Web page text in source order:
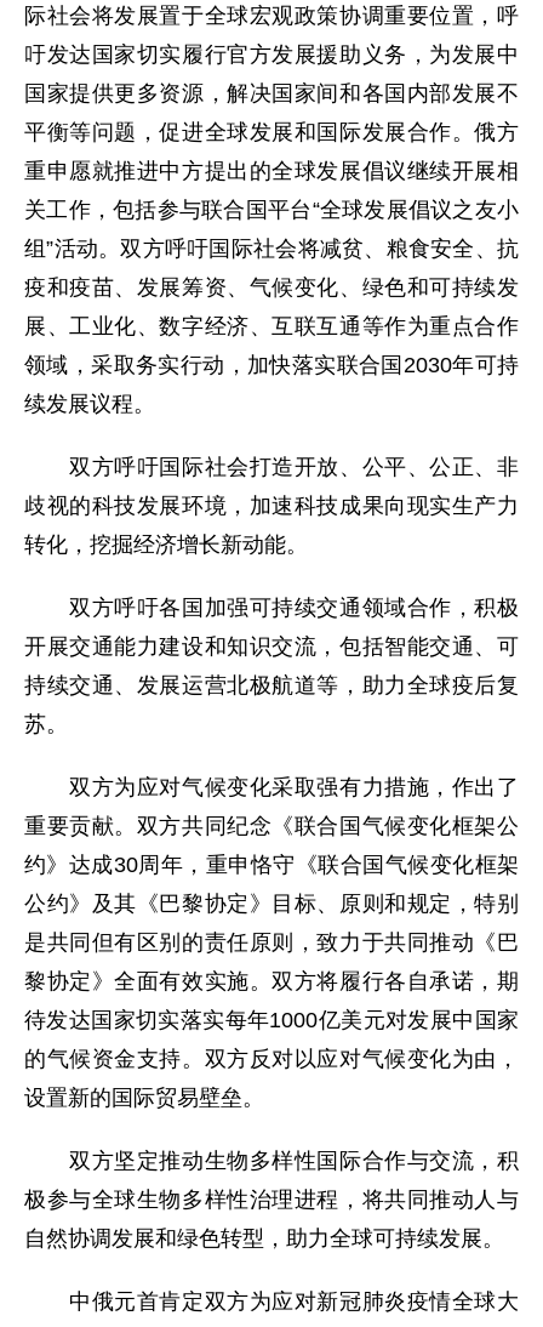
际社会将发展置于全球宏观政策协调重要位置，呼
吁发达国家切实履行官方发展援助义务，为发展中
国家提供更多资源，解决国家间和各国内部发展不
平衡等问题，促进全球发展和国际发展合作。俄方
重申愿就推进中方提出的全球发展倡议继续开展相
关工作，包括参与联合国平台“全球发展倡议之友小
组”活动。双方呼吁国际社会将减贫、粮食安全、抗
疫和疫苗、发展筹资、气候变化、绿色和可持续发
展、工业化、数字经济、互联互通等作为重点合作
领域，采取务实行动，加快落实联合国2030年可持
续发展议程。
双方呼吁国际社会打造开放、公平、公正、非
歧视的科技发展环境，加速科技成果向现实生产力
转化，挖掘经济增长新动能。
双方呼吁各国加强可持续交通领域合作，积极
开展交通能力建设和知识交流，包括智能交通、可
持续交通、发展运营北极航道等，助力全球疫后复
苏。
双方为应对气候变化采取强有力措施，作出了
重要贡献。双方共同纪念《联合国气候变化框架公
约》达成30周年，重申恪守《联合国气候变化框架
公约》及其《巴黎协定》目标、原则和规定，特别
是共同但有区别的责任原则，致力于共同推动《巴
黎协定》全面有效实施。双方将履行各自承诺，期
待发达国家切实落实每年1000亿美元对发展中国家
的气候资金支持。双方反对以应对气候变化为由，
设置新的国际贸易壁垒。
双方坚定推动生物多样性国际合作与交流，积
极参与全球生物多样性治理进程，将共同推动人与
自然协调发展和绿色转型，助力全球可持续发展。
中俄元首肯定双方为应对新冠肺炎疫情全球大